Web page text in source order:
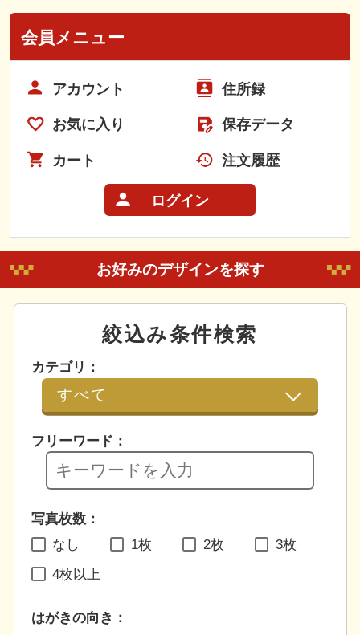
会員メニュー
アカウント 住所録
お気に入り 保存データ
カート 注文履歴
ログイン
お好みのデザインを探す
絞込み条件検索
カテゴリ：
フリーワード：
写真枚数：
なし
1枚 2枚 3枚
4枚以上
はがきの向き：